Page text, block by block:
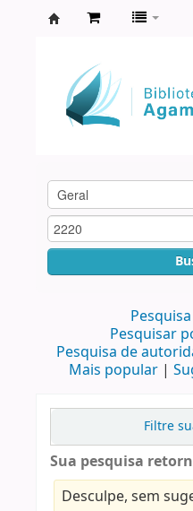
Agamenon
Magalhães
Pesquisar
Pesquisa de
Mais popular
Filtre
Sua pesquisa
Desculpe, sem